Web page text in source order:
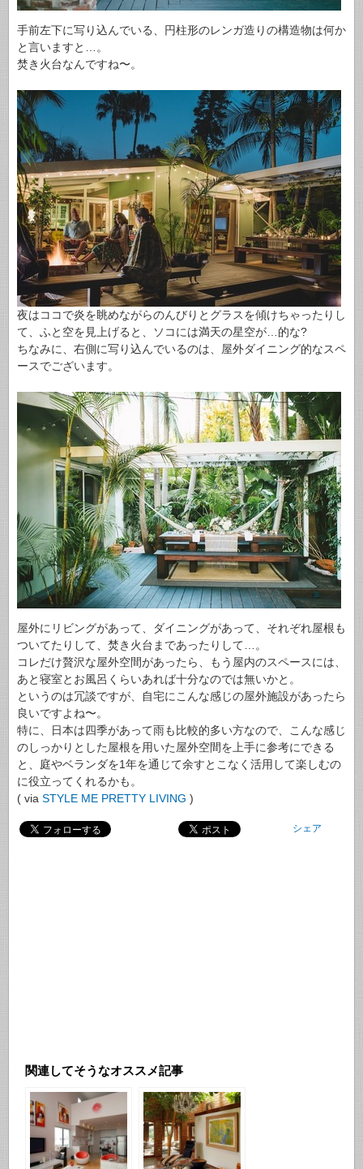
手前左下に写り込んでいる、円柱形のレンガ造りの構造物は何か
と言いますと…。
焚き火台なんですね〜。
夜はココで炎を眺めながらのんびりとグラスを傾けちゃったりし
て、ふと空を見上げると、ソコには満天の星空が…的な?
ちなみに、右側に写り込んでいるのは、屋外ダイニング的なスペ
ースでございます。
屋外にリビングがあって、ダイニングがあって、それぞれ屋根も
ついてたりして、焚き火台まであったりして…。
コレだけ贅沢な屋外空間があったら、もう屋内のスペースには、
あと寝室とお風呂くらいあれば十分なのでは無いかと。
というのは冗談ですが、自宅にこんな感じの屋外施設があったら
良いですよね〜。
特に、日本は四季があって雨も比較的多い方なので、こんな感じ
のしっかりとした屋根を用いた屋外空間を上手に参考にできる
と、庭やベランダを1年を通じて余すとこなく活用して楽しむの
に役立ってくれるかも。
( via STYLE ME PRETTY LIVING )
シェア
関連してそうなオススメ記事